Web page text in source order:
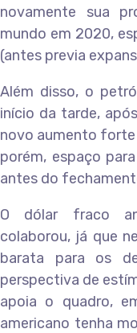
novamente sua
mundo em 2020,
(antes previa
Além disso, o
início da tarde,
novo aumento forte
porém, espaço
antes do
O dólar fraco
colaborou, já que
barata para os
perspectiva de
apoia o quadro,
americano tenha